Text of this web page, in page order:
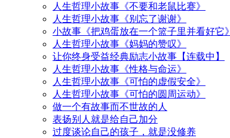
人生哲理小故事《不要和老鼠比赛》
人生哲理小故事《别忘了谢谢》
小故事《把鸡蛋放在一个篮子里并看好它》
人生哲理小故事《妈妈的赞叹》
让你终身受益经典励志小故事【连载中】
人生哲理小故事《性格与命运》
人生哲理小故事《可怕的虚假安全》
人生哲理小故事《可怕的圆周运动》
做一个有故事而不世故的人
表扬别人就是给自己加分
过度谈论自己的孩子，就是没修养